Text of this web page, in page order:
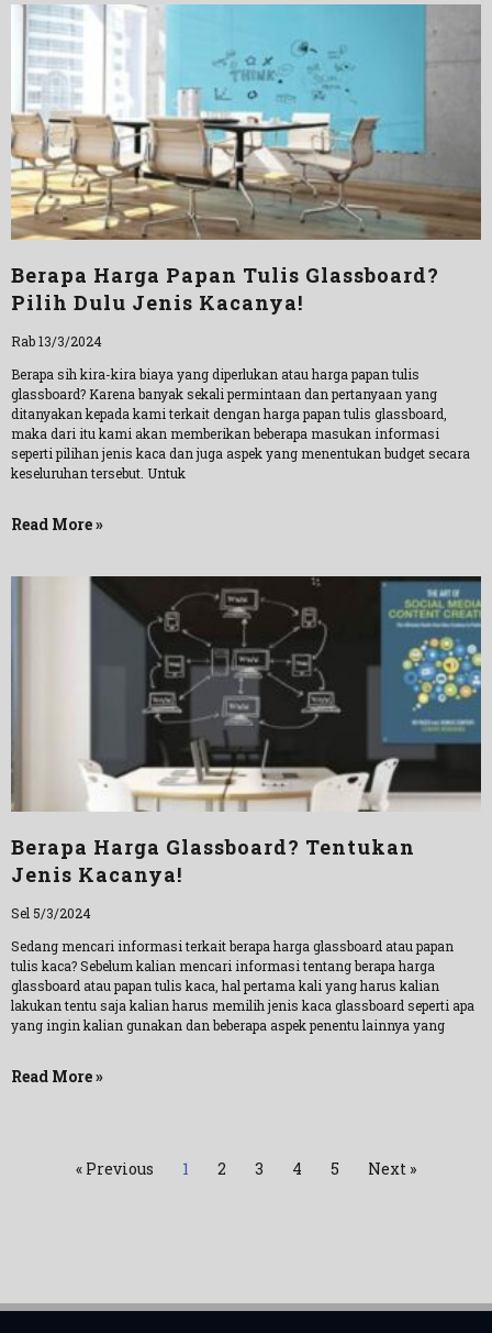
Berapa Harga Papan Tulis Glassboard?
Pilih Dulu Jenis Kacanya!
Rab 13/3/2024
Berapa sih kira-kira biaya yang diperlukan atau harga papan tulis
glassboard? Karena banyak sekali permintaan dan pertanyaan yang
ditanyakan kepada kami terkait dengan harga papan tulis glassboard,
maka dari itu kami akan memberikan beberapa masukan informasi
seperti pilihan jenis kaca dan juga aspek yang menentukan budget secara
keseluruhan tersebut. Untuk
Read More »
Berapa Harga Glassboard? Tentukan
Jenis Kacanya!
Sel 5/3/2024
Sedang mencari informasi terkait berapa harga glassboard atau papan
tulis kaca? Sebelum kalian mencari informasi tentang berapa harga
glassboard atau papan tulis kaca, hal pertama kali yang harus kalian
lakukan tentu saja kalian harus memilih jenis kaca glassboard seperti apa
yang ingin kalian gunakan dan beberapa aspek penentu lainnya yang
Read More »
« Previous 1 2 3 4 5 Next »